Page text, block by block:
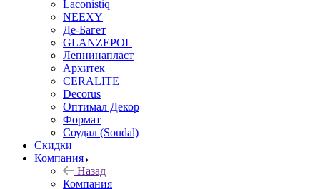
Laconistiq
NEEXY
Де-Багет
GLANZEPOL
Лепнинапласт
Архитек
CERALITE
Decorus
Оптимал Декор
Формат
Соудал (Soudal)
Скидки
Компания
Назад
Компания